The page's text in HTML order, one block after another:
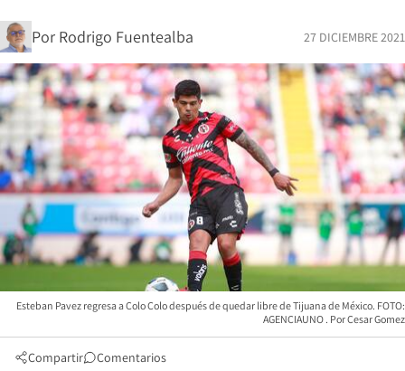
Por Rodrigo Fuentealba 27 DICIEMBRE 2021
Esteban Pavez regresa a Colo Colo después de quedar libre de Tijuana de México. FOTO:
AGENCIAUNO
Cesar Gomez
Compartir Comentarios